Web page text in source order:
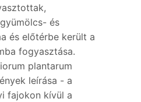
és
és előtérbe került a
fogyasztása.
plantarum
leírása - a
fajokon kívül a